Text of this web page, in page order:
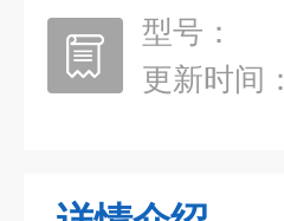
型号：
更新时间：